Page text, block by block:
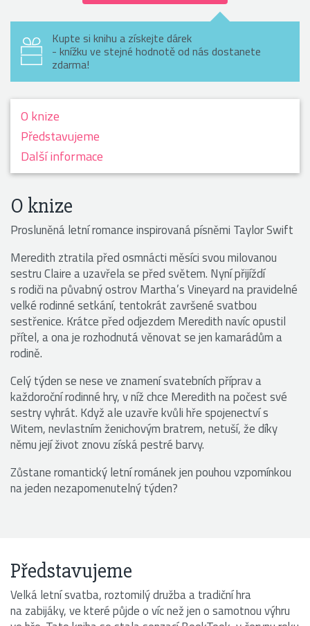
Kupte si knihu a získejte dárek
- knížku ve stejné hodnotě od nás dostanete
zdarma!
O knize
Předsta­vujeme
Další informace
O knize
Prosluněná letní romance inspirovaná písněmi Taylor Swift
Meredith ztratila před osmnácti měsíci svou milovanou
sestru Claire a uzavřela se před světem. Nyní přijíždí
s rodiči na půvabný ostrov Martha’s Vineyard na pravidelné
velké rodinné setkání, tentokrát završené svatbou
sestřenice. Krátce před odjezdem Meredith navíc opustil
přítel, a ona je rozhodnutá věnovat se jen kamarádům a
rodině.
Celý týden se nese ve znamení svatebních příprav a
každoroční rodinné hry, v níž chce Meredith na počest své
sestry vyhrát. Když ale uzavře kvůli hře spojenectví s
Witem, nevlastním ženichovým bratrem, netuší, že díky
němu její život znovu získá pestré barvy.
Zůstane romantický letní románek jen pouhou vzpomínkou
na jeden nezapomenutelný týden?
Předsta­vujeme
Velká letní svatba, roztomilý družba a tradiční hra
na zabijáky, ve které půjde o víc než jen o samotnou výhru